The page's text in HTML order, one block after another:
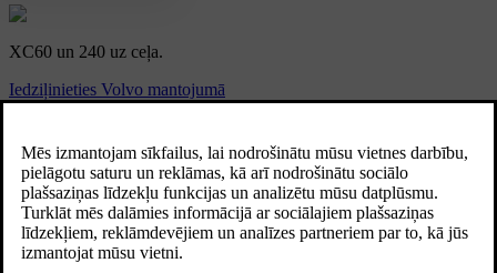
XC60 un 240 uz ceļa.
Iedziļinieties Volvo mantojumā
Zviedrijas rietumu krastā saule ir uzlēkusi pirms aptuveni stundas.
Īpašā diena drīz sāksies. Pēc dažām sekundēm pirmo reizi vēsturē pa
rūpnīcas vārtiem izbrauc masveidā ražota Volvo, un rūpnīcas
darbinieku un biroja darbinieku uzmundrinājums piepilda gaisu.